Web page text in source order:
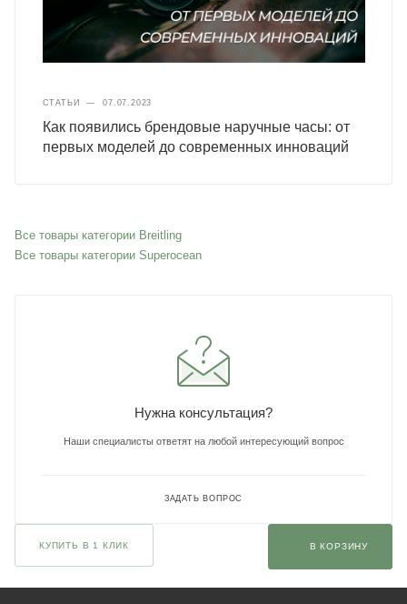
СТАТЬИ — 07.07.2023
Как появились брендовые наручные часы: от
первых моделей до современных инноваций
Все товары категории Breitling
Все товары категории Superocean
Нужна консультация?
Наши специалисты ответят на любой интересующий вопрос
ЗАДАТЬ ВОПРОС
КУПИТЬ В 1 КЛИК В КОРЗИНУ